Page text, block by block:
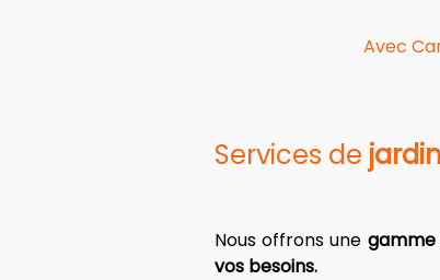
Avec
Services de
Nous offrons une
vos besoins.